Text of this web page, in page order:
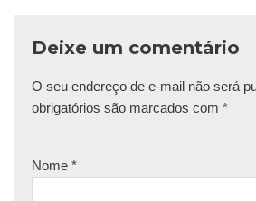
Deixe um comentário
O seu endereço de e-mail não será
obrigatórios são marcados com *
Nome *